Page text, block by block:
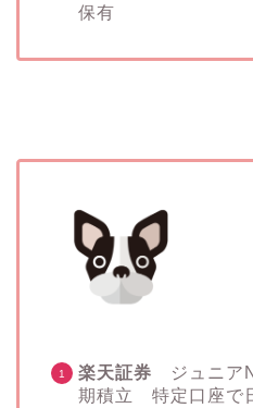
保有
楽天証券
ジュニア
期積立 特定口座で